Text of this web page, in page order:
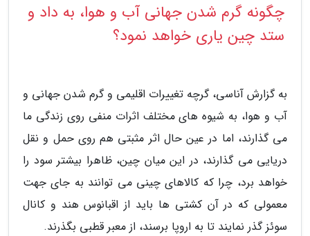
چگونه گرم شدن جهانی آب و هوا، به داد و
ستد چین یاری خواهد نمود؟
به گزارش آناسی، گرچه تغییرات اقلیمی و گرم شدن جهانی و
آب و هوا، به شیوه های مختلف اثرات منفی روی زندگی ما
می گذارند، اما در عین حال اثر مثبتی هم روی حمل و نقل
دریایی می گذارند، در این میان چین، ظاهرا بیشتر سود را
خواهد برد، چرا که کالاهای چینی می توانند به جای جهت
معمولی که در آن کشتی ها باید از اقبانوس هند و کانال
سوئز گذر نمایند تا به اروپا برسند، از معبر قطبی بگذرند.